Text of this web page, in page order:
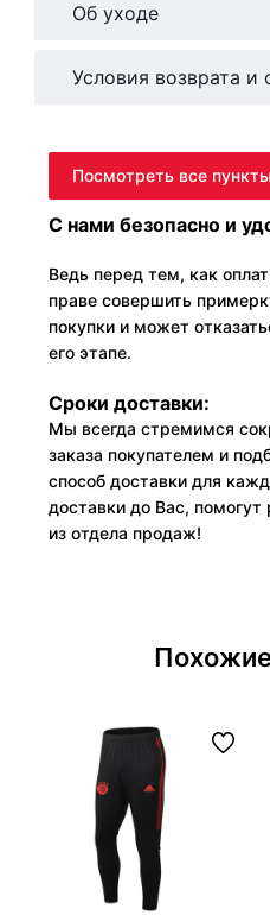
Об уходе
Условия возврата и
Посмотреть все
С нами безопасно и
Ведь перед тем, как
праве совершить
покупки и может
его этапе.
Сроки доставки:
Мы всегда стремимся
заказа покупателем и
способ доставки для
доставки до Вас, помогут
из отдела продаж!